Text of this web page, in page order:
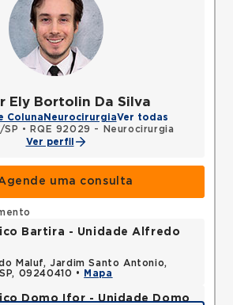
Ely Bortolin Da Silva
Coluna NeurocirurgiaVer todas
SP •
RQE 92029 - Neurocirurgia
Ver perfil
uma consulta
Bartira - Unidade Alfredo
Maluf, Jardim Santo Antonio,
09240410 •
Mapa
Domo Ifor - Unidade Domo